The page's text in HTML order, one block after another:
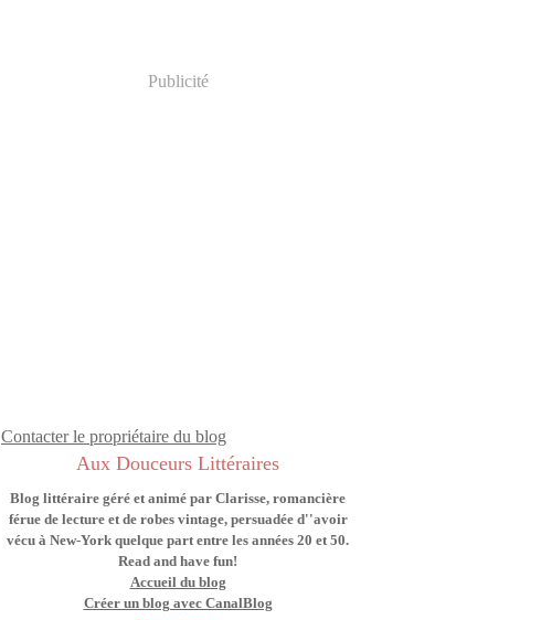
Publicité
Contacter le propriétaire du blog
Aux Douceurs Littéraires
Blog littéraire géré et animé par Clarisse, romancière
férue de lecture et de robes vintage, persuadée d''avoir
vécu à New-York quelque part entre les années 20 et 50.
Read and have fun!
Accueil du blog
Créer un blog avec CanalBlog